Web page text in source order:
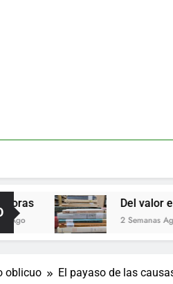
Del valor en la literatura
2 Semanas Ago
oblicuo El payaso de las